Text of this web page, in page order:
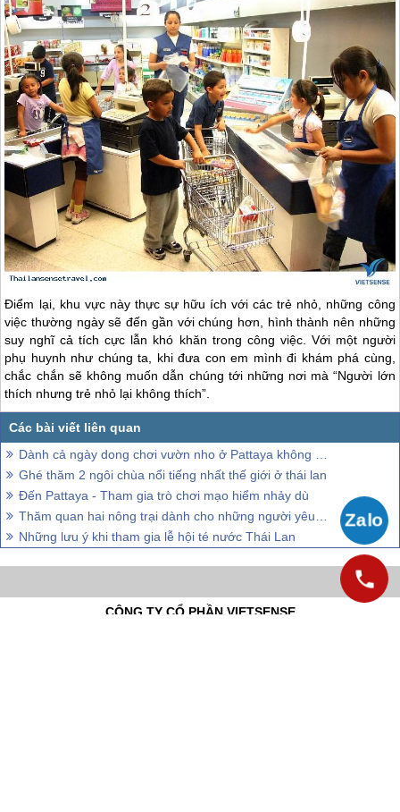
Điểm lại, khu vực này thực sự hữu ích với các trẻ nhỏ, những công
việc thường ngày sẽ đến gần với chúng hơn, hình thành nên những
suy nghĩ cả tích cực lẫn khó khăn trong công việc. Với một người
phụ huynh như chúng ta, khi đưa con em mình đi khám phá cùng,
chắc chắn sẽ không muốn dẫn chúng tới những nơi mà “Người lớn
thích nhưng trẻ nhỏ lại không thích”.
Dành cả ngày dong chơi vườn nho ở Pattaya không biết chán
Ghé thăm 2 ngôi chùa nổi tiếng nhất thế giới ở thái lan
Đến Pattaya - Tham gia trò chơi mạo hiểm nhảy dù
Thăm quan hai nông trại dành cho những người yêu động vật ở Thái Lan
Những lưu ý khi tham gia lễ hội té nước Thái Lan
CÔNG TY CỔ PHẦN VIETSENSE